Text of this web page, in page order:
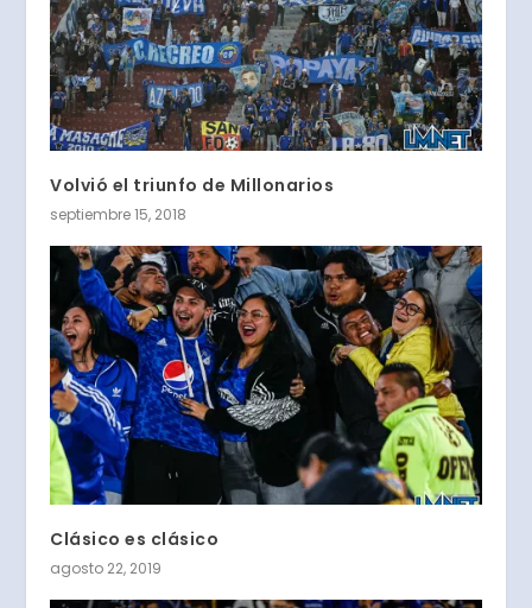
Volvió el triunfo de Millonarios
septiembre 15, 2018
Clásico es clásico
agosto 22, 2019